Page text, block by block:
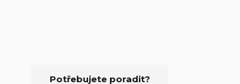
Potřebujete poradit?